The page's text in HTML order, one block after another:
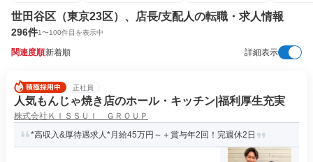
世田谷区（東京23区）、店長/支配人の転職・求人情報
296件1〜100件目を表示中
関連度順新着順 詳細表示
正社員
人気もんじゃ焼き店のホール・キッチン|福利厚生充実
株式会社ＫＩＳＳＵＩ ＧＲＯＵＰ
*高収入&厚待遇求人*月給45万円～＋賞与年2回！完週休2日